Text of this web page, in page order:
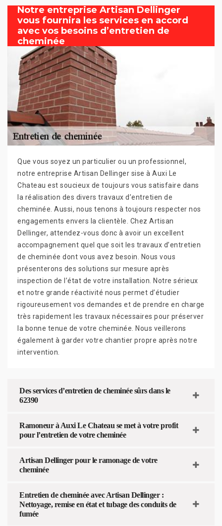
Notre entreprise Artisan Dellinger
vous fournira les services en accord
avec vos besoins d’entretien de
cheminée
Que vous soyez un particulier ou un professionnel,
notre entreprise Artisan Dellinger sise à Auxi Le
Chateau est soucieux de toujours vous satisfaire dans
la réalisation des divers travaux d’entretien de
cheminée. Aussi, nous tenons à toujours respecter nos
engagements envers la clientèle. Chez Artisan
Dellinger, attendez-vous donc à avoir un excellent
accompagnement quel que soit les travaux d’entretien
de cheminée dont vous avez besoin. Nous vous
présenterons des solutions sur mesure après
inspection de l’état de votre installation. Notre sérieux
et notre grande réactivité nous permet d’étudier
rigoureusement vos demandes et de prendre en charge
très rapidement les travaux nécessaires pour préserver
la bonne tenue de votre cheminée. Nous veillerons
également à garder votre chantier propre après notre
intervention.
Des services d’entretien de cheminée sûrs dans le
62390
Ramoneur à Auxi Le Chateau se met à votre profit
pour l’entretien de votre cheminée
Artisan Dellinger pour le ramonage de votre
cheminée
Entretien de cheminée avec Artisan Dellinger :
Nettoyage, remise en état et tubage des conduits de
fumée